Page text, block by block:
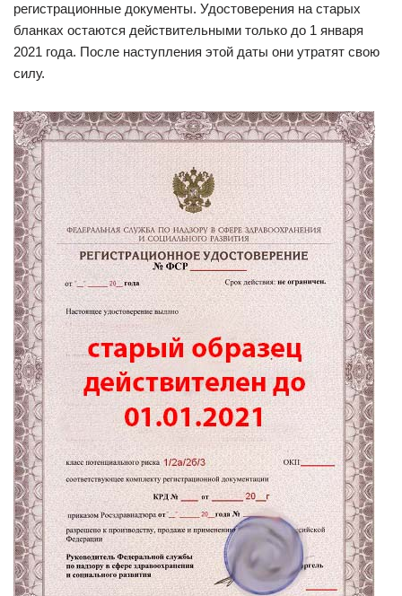
регистрационные документы. Удостоверения на старых
бланках остаются действительными только до 1 января
2021 года. После наступления этой даты они утратят свою
силу.